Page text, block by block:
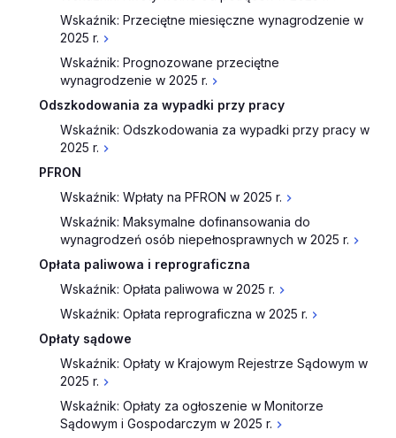
Wskaźnik: Przeciętne miesięczne wynagrodzenie w
2025 r.
Wskaźnik: Prognozowane przeciętne
wynagrodzenie w 2025 r.
Odszkodowania za wypadki przy pracy
Wskaźnik: Odszkodowania za wypadki przy pracy w
2025 r.
PFRON
Wskaźnik: Wpłaty na PFRON w 2025 r.
Wskaźnik: Maksymalne dofinansowania do
wynagrodzeń osób niepełnosprawnych w 2025 r.
Opłata paliwowa i reprograficzna
Wskaźnik: Opłata paliwowa w 2025 r.
Wskaźnik: Opłata reprograficzna w 2025 r.
Opłaty sądowe
Wskaźnik: Opłaty w Krajowym Rejestrze Sądowym w
2025 r.
Wskaźnik: Opłaty za ogłoszenie w Monitorze
Sądowym i Gospodarczym w 2025 r.